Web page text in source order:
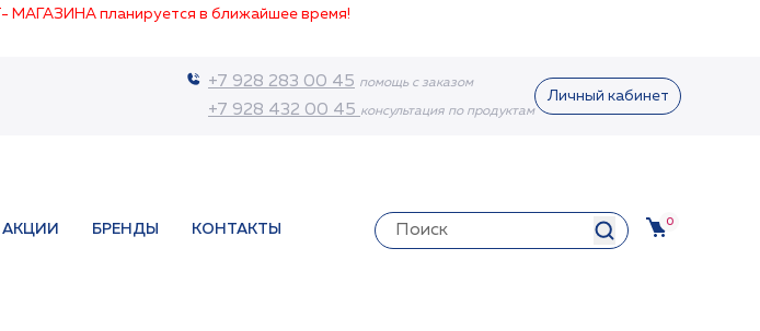
МАГАЗИНА планируется в ближайшее время!
+7 928 283 00 45 помощь с заказом
+7 928 432 00 45 консультация по продуктам
Личный кабинет
АКЦИИ БРЕНДЫ КОНТАКТЫ 0